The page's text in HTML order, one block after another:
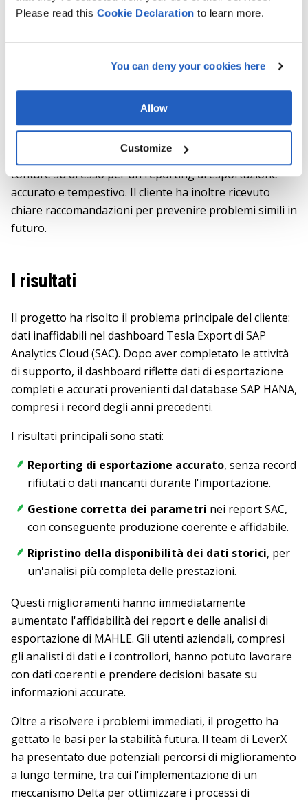
Please read this Cookie Declaration to learn more.
You can deny your cookies here
Allow
Customize
Per tutta la durata dell'incarico, il team ha seguito le
l'integrità dei dati e fossero in linea con gli standard di
reporting del cliente.
Alla fine dell'incarico, MAHLE aveva un cruscotto SAC
ripristinata. Gli analisti e i controller potevano ora
contare su di esso per un reporting di esportazione
accurato e tempestivo. Il cliente ha inoltre ricevuto
chiare raccomandazioni per prevenire problemi simili in
futuro.
I risultati
Il progetto ha risolto il problema principale del cliente:
dati inaffidabili nel dashboard Tesla Export di SAP
Analytics Cloud (SAC). Dopo aver completato le attività
di supporto, il dashboard riflette dati di esportazione
completi e accurati provenienti dal database SAP HANA,
compresi i record degli anni precedenti.
I risultati principali sono stati:
Reporting di esportazione accurato, senza record
rifiutati o dati mancanti durante l'importazione.
Gestione corretta dei parametri nei report SAC,
con conseguente produzione coerente e affidabile.
Ripristino della disponibilità dei dati storici, per
un'analisi più completa delle prestazioni.
Questi miglioramenti hanno immediatamente
aumentato l'affidabilità dei report e delle analisi di
esportazione di MAHLE. Gli utenti aziendali, compresi
gli analisti di dati e i controllori, hanno potuto lavorare
con dati coerenti e prendere decisioni basate su
informazioni accurate.
Oltre a risolvere i problemi immediati, il progetto ha
gettato le basi per la stabilità futura. Il team di LeverX
ha presentato due potenziali percorsi di miglioramento
a lungo termine, tra cui l'implementazione di un
meccanismo Delta per ottimizzare i processi di